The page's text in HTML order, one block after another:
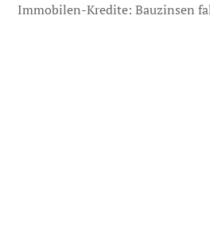
Immobilen-Kredite: Bauzinsen